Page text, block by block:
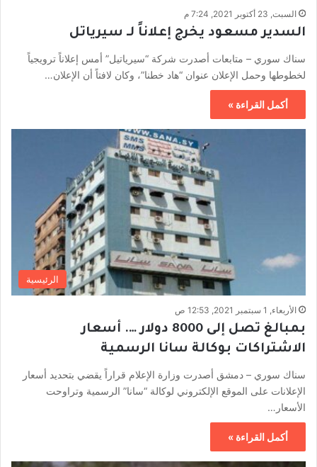
السبت, 23 أكتوبر 2021, 7:24 م
السدير مسعود يخرج إعلاناً لـ سيرياتل
سناك سوري – متابعات أصدرت شركة “سيرياتيل” أمس إعلاناً ترويجياً
لخطوطها وحمل الإعلان عنوان “هاد خطنا”، وكان لافتاً أن الإعلان…
أكمل القراءة »
الرئيسية
الأربعاء, 1 سبتمبر 2021, 12:53 ص
بمبالغ تصل إلى 8000 دولار …. أسعار
الاشتراكات بوكالة سانا الرسمية
سناك سوري – دمشق أصدرت وزارة الإعلام قراراً يقضي بتحديد أسعار
الإعلانات على الموقع الإلكتروني لوكالة “سانا” الرسمية وتراوحت
الأسعار…
أكمل القراءة »